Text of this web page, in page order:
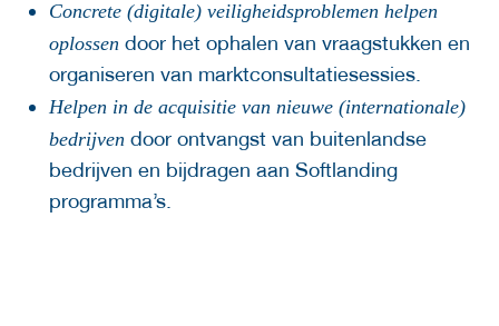
Concrete (digitale) veiligheidsproblemen helpen
oplossen door het ophalen van vraagstukken en
organiseren van marktconsultatiesessies.
Helpen in de acquisitie van nieuwe (internationale)
bedrijven door ontvangst van buitenlandse
bedrijven en bijdragen aan Softlanding
programma’s.